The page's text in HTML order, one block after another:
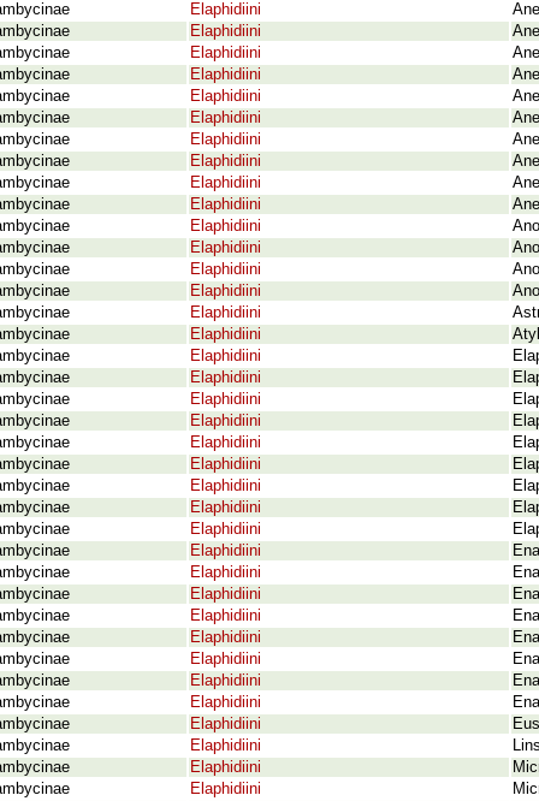
Elaphidiini
Elaphidiini
Elaphidiini
Elaphidiini
Elaphidiini
Elaphidiini
Elaphidiini
Elaphidiini
Elaphidiini
Elaphidiini
Elaphidiini
Elaphidiini
Elaphidiini
Elaphidiini
Elaphidiini
Elaphidiini
Elaphidiini
Elaphidiini
Elaphidiini
Elaphidiini
Elaphidiini
Elaphidiini
Elaphidiini
Elaphidiini
Elaphidiini
Elaphidiini
Elaphidiini
Elaphidiini
Elaphidiini
Elaphidiini
Elaphidiini
Elaphidiini
Elaphidiini
Elaphidiini
Elaphidiini
Elaphidiini
Elaphidiini